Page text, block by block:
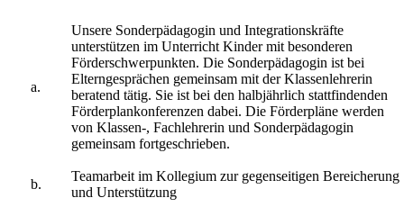
a.
Unsere Sonderpädagogin und Integrationskräfte
unterstützen im Unterricht Kinder mit besonderen
Förderschwerpunkten. Die Sonderpädagogin ist bei
Elterngesprächen gemeinsam mit der Klassenlehrerin
beratend tätig. Sie ist bei den halbjährlich stattfindenden
Förderplankonferenzen dabei. Die Förderpläne werden
von Klassen-, Fachlehrerin und Sonderpädagogin
gemeinsam fortgeschrieben.
b.
Teamarbeit im Kollegium zur gegenseitigen Bereicherung
und Unterstützung